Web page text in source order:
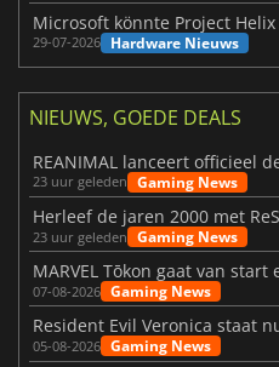
29-07-2026 Hardware Nieuws
NIEUWS, GOEDE DEALS
REANIMAL lanceert officieel
23 uur geleden Gaming News
23 uur geleden Gaming News
07-08-2026 Gaming News
05-08-2026 Gaming News